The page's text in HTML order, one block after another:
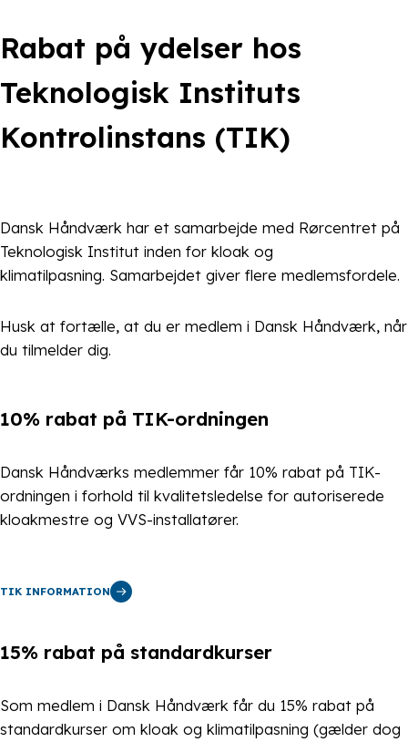
Rabat på ydelser hos
Teknologisk Instituts
Kontrolinstans (TIK)
Dansk Håndværk har et samarbejde med Rørcentret på
Teknologisk Institut inden for kloak og
klimatilpasning. Samarbejdet giver flere medlemsfordele.
Husk at fortælle, at du er medlem i Dansk Håndværk, når
du tilmelder dig.
10% rabat på TIK-ordningen
Dansk Håndværks medlemmer får 10% rabat på TIK-
ordningen i forhold til kvalitetsledelse for autoriserede
kloakmestre og VVS-installatører.
TIK INFORMATION
15% rabat på standardkurser
Som medlem i Dansk Håndværk får du 15% rabat på
standardkurser om kloak og klimatilpasning (gælder dog